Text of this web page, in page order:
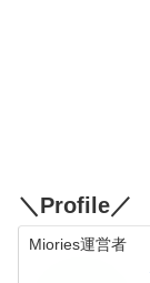
＼Profile／
Miories運営者